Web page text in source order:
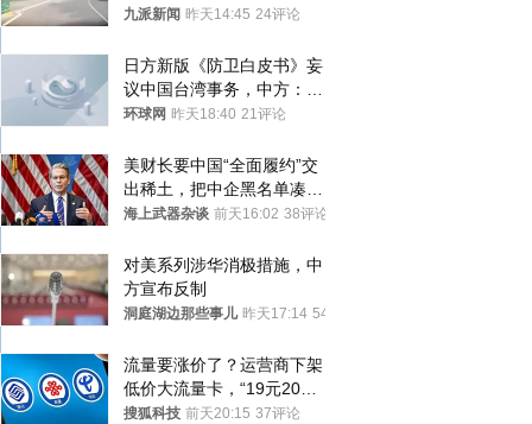
空，消防： 2人已送医，正
九派新闻 昨天14:45 24评论
日方新版《防卫白皮书》妄
议中国台湾事务，中方：强
烈不满、坚决反对，已向日
环球网 昨天18:40 21评论
美财长要中国“全面履约”交
出稀土，把中企黑名单凑到
187家，中方做最坏打算
海上武器杂谈 前天16:02 38评论
对美系列涉华消极措施，中
方宣布反制
洞庭湖边那些事儿 昨天17:14 54评论
流量要涨价了？运营商下架
低价大流量卡，“19元200
G”成为历史
搜狐科技 前天20:15 37评论